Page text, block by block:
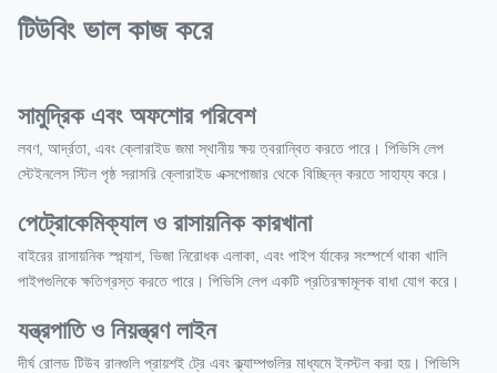
টিউবিং ভাল কাজ করে
সামুদ্রিক এবং অফশোর পরিবেশ
লবণ, আর্দ্রতা, এবং ক্লোরাইড জমা স্থানীয় ক্ষয় ত্বরান্বিত করতে পারে। পিভিসি লেপ
স্টেইনলেস স্টিল পৃষ্ঠ সরাসরি ক্লোরাইড এক্সপোজার থেকে বিচ্ছিন্ন করতে সাহায্য করে।
পেট্রোকেমিক্যাল ও রাসায়নিক কারখানা
বাইরের রাসায়নিক স্প্ল্যাশ, ভিজা নিরোধক এলাকা, এবং পাইপ র্যাকের সংস্পর্শে থাকা খালি
পাইপগুলিকে ক্ষতিগ্রস্ত করতে পারে। পিভিসি লেপ একটি প্রতিরক্ষামূলক বাধা যোগ করে।
যন্ত্রপাতি ও নিয়ন্ত্রণ লাইন
দীর্ঘ রোলড টিউব রানগুলি প্রায়শই ট্রে এবং ক্ল্যাম্পগুলির মাধ্যমে ইনস্টল করা হয়। পিভিসি